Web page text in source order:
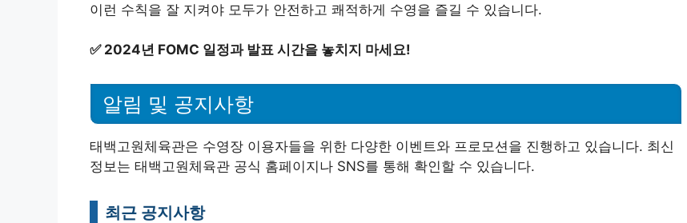
이런 수칙을 잘 지켜야 모두가 안전하고 쾌적하게 수영을 즐길 수 있습니다.
✅ 2024년 FOMC 일정과 발표 시간을 놓치지 마세요!
알림 및 공지사항
태백고원체육관은 수영장 이용자들을 위한 다양한 이벤트와 프로모션을 진행하고 있습니다. 최신
정보는 태백고원체육관 공식 홈페이지나 SNS를 통해 확인할 수 있습니다.
최근 공지사항